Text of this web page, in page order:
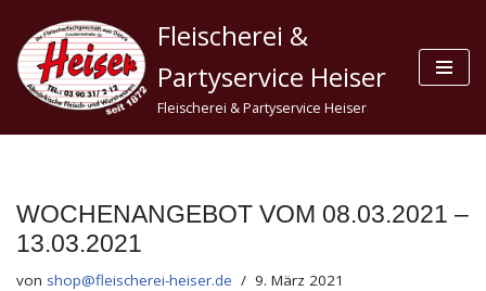
Zum
Inhalt
springen
Fleischerei &
Partyservice Heiser
Fleischerei & Partyservice Heiser
WOCHENANGEBOT VOM 08.03.2021 –
13.03.2021
von shop@fleischerei-heiser.de 9. März 2021